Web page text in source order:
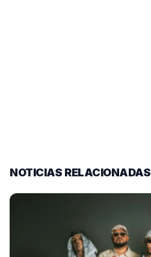
NOTICIAS RELACIONADAS